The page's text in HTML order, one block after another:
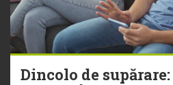
Dincolo de